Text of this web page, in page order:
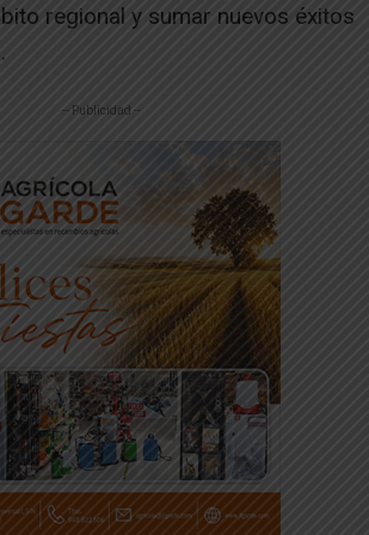
regional y sumar nuevos éxitos
-- Publicidad --